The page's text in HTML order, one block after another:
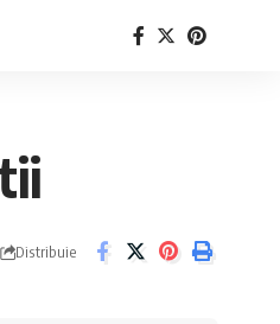
Distribuie